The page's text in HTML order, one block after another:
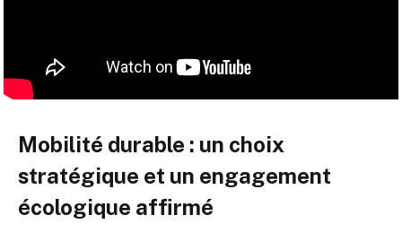
Mobilité durable : un choix
stratégique et un engagement
écologique affirmé